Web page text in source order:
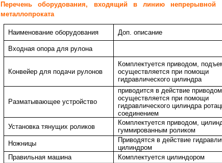
Перечень оборудования, входящий в линию непрерывной
металлопроката
Наименование оборудования Доп. описание
Входная опора для рулона
Конвейер для подачи рулонов
Комплектуется приводом,
осуществляется при помощи
гидравлического цилиндра
Разматывающее устройство
приводится в действие
осуществляется при помощи
гидравлического цилиндра
соединением
Установка тянущих роликов
Комплектуется приводом,
гуммированным роликом
Ножницы
Приводятся в действие
цилиндром
Правильная машина
Комплектуется цилиндором